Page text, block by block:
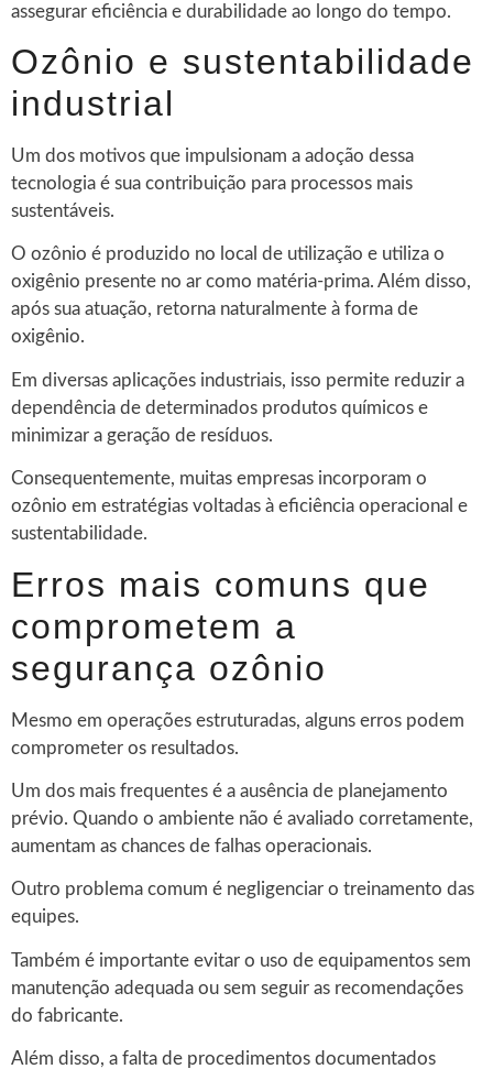
assegurar eficiência e durabilidade ao longo do tempo.
Ozônio e sustentabilidade
industrial
Um dos motivos que impulsionam a adoção dessa
tecnologia é sua contribuição para processos mais
sustentáveis.
O ozônio é produzido no local de utilização e utiliza o
oxigênio presente no ar como matéria-prima. Além disso,
após sua atuação, retorna naturalmente à forma de
oxigênio.
Em diversas aplicações industriais, isso permite reduzir a
dependência de determinados produtos químicos e
minimizar a geração de resíduos.
Consequentemente, muitas empresas incorporam o
ozônio em estratégias voltadas à eficiência operacional e
sustentabilidade.
Erros mais comuns que
comprometem a
segurança ozônio
Mesmo em operações estruturadas, alguns erros podem
comprometer os resultados.
Um dos mais frequentes é a ausência de planejamento
prévio. Quando o ambiente não é avaliado corretamente,
aumentam as chances de falhas operacionais.
Outro problema comum é negligenciar o treinamento das
equipes.
Também é importante evitar o uso de equipamentos sem
manutenção adequada ou sem seguir as recomendações
do fabricante.
Além disso, a falta de procedimentos documentados